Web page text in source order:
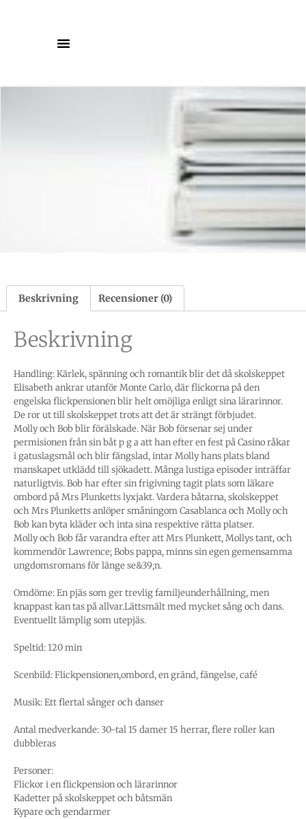
Beskrivning Recensioner (0)
Beskrivning
Handling: Kärlek, spänning och romantik blir det då skolskeppet
Elisabeth ankrar utanför Monte Carlo, där flickorna på den
engelska flickpensionen blir helt omöjliga enligt sina lärarinnor.
De ror ut till skolskeppet trots att det är strängt förbjudet.
Molly och Bob blir förälskade. När Bob försenar sej under
permisionen från sin båt p g a att han efter en fest på Casino råkar
i gatuslagsmål och blir fängslad, intar Molly hans plats bland
manskapet utklädd till sjökadett. Många lustiga episoder inträffar
naturligtvis. Bob har efter sin frigivning tagit plats som läkare
ombord på Mrs Plunketts lyxjakt. Vardera båtarna, skolskeppet
och Mrs Plunketts anlöper småningom Casablanca och Molly och
Bob kan byta kläder och inta sina respektive rätta platser.
Molly och Bob får varandra efter att Mrs Plunkett, Mollys tant, och
kommendör Lawrence; Bobs pappa, minns sin egen gemensamma
ungdomsromans för länge se&39;n.
Omdöme: En pjäs som ger trevlig familjeunderhållning, men
knappast kan tas på allvar.Lättsmält med mycket sång och dans.
Eventuellt lämplig som utepjäs.
Speltid: 120 min
Scenbild: Flickpensionen,ombord, en gränd, fängelse, café
Musik: Ett flertal sånger och danser
Antal medverkande: 30-tal 15 damer 15 herrar, flere roller kan
dubbleras
Personer:
Flickor i en flickpension och lärarinnor
Kadetter på skolskeppet och båtsmän
Kypare och gendarmer